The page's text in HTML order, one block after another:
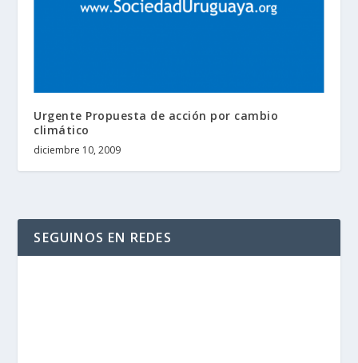
Urgente Propuesta de acción por cambio
climático
diciembre 10, 2009
SEGUINOS EN REDES